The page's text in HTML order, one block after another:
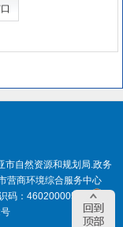
市自然资源和规划局.政务
营商环境综合服务中心
码： 4602000050
琼